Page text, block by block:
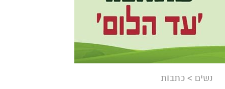
נשים > כתבות